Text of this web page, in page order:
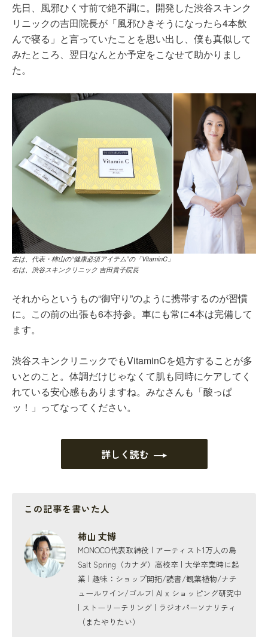
先日、風邪ひく寸前で絶不調に。開発した渋谷スキンク
リニックの吉田院長が「風邪ひきそうになったら4本飲
んで寝る」と言っていたことを思い出し、僕も真似して
みたところ、翌日なんとか予定をこなせて助かりまし
た。
左は、代表・柿山の“健康必須アイテム”の「VitaminC」
右は、渋谷スキンクリニック 吉田貴子院長
それからというもの“御守り”のように携帯するのが習慣
に。この前の出張も6本持参。車にも常に4本は完備して
ます。
渋谷スキンクリニックでもVitaminCを処方することが多
いとのこと。体調だけじゃなくて肌も同時にケアしてく
れている安心感もありますね。みなさんも「酸っぱ
ッ！」ってなってください。
詳しく読む
この記事を書いた人
柿山 丈博
MONOCO代表取締役 | アーティスト1万人の島
Salt Spring（カナダ）高校卒 | 大学卒業時に起
業 | 趣味：ショップ開拓/読書/観葉植物/ナチ
ュールワイン/ゴルフ| AI x ショッピング研究中
| ストーリーテリング | ラジオパーソナリティ
（またやりたい）